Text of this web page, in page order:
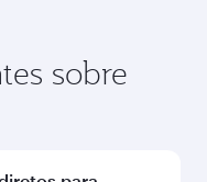
sobre